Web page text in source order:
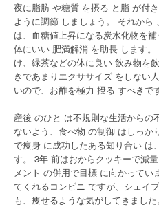
夜に脂肪 や糖質 を摂る と脂 が付
ように調節 しましょう。 それか
は、血糖値上昇になる炭水化物を
体にいい 肥満解消 を助長 します
け、緑茶などの体に良い 飲み物を
きであまりエクササイズ をしない
いので、お酢を極力 摂る すべきです
産後 のひと は不規則な生活からの
ないよう、食べ物 の制御 はしっか
で痩身 に成功したある知り合い は
す。 3年 前はおからクッキーで減
メント の併用で目標 に向かってい
てくれるコンビニ ですが、シェイ
も、痩せるような気がしてきました。